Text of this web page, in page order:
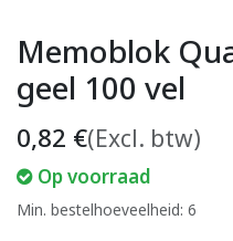
Memoblok
geel 100 vel
0,82 €(Excl. btw)
Op voorraad
Min. bestelhoeveelheid: 6